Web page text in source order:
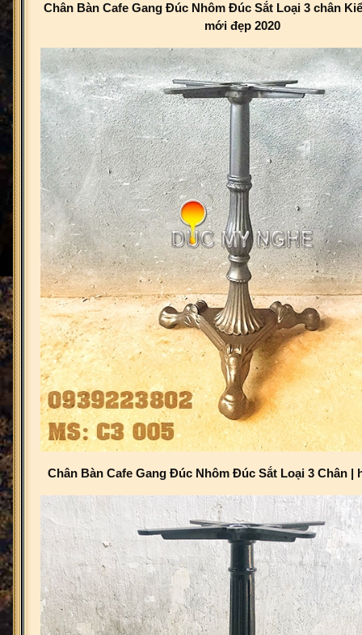
Chân Bàn Cafe Gang Đúc Nhôm Đúc Sắt Loại 3 chân
mới đẹp 2020
Chân Bàn Cafe Gang Đúc Nhôm Đúc Sắt Loại 3 Chân |